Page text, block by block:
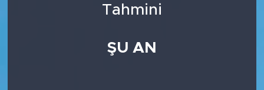
Tahmini
ŞU AN
Son Dakika Haberleri